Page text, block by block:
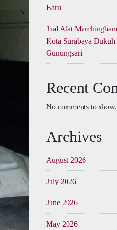
Baru
Jual Alat
Kota Surabaya Dukuh
Gunungsari
Recent
No comments to show.
Archives
August 2026
July 2026
June 2026
May 2026